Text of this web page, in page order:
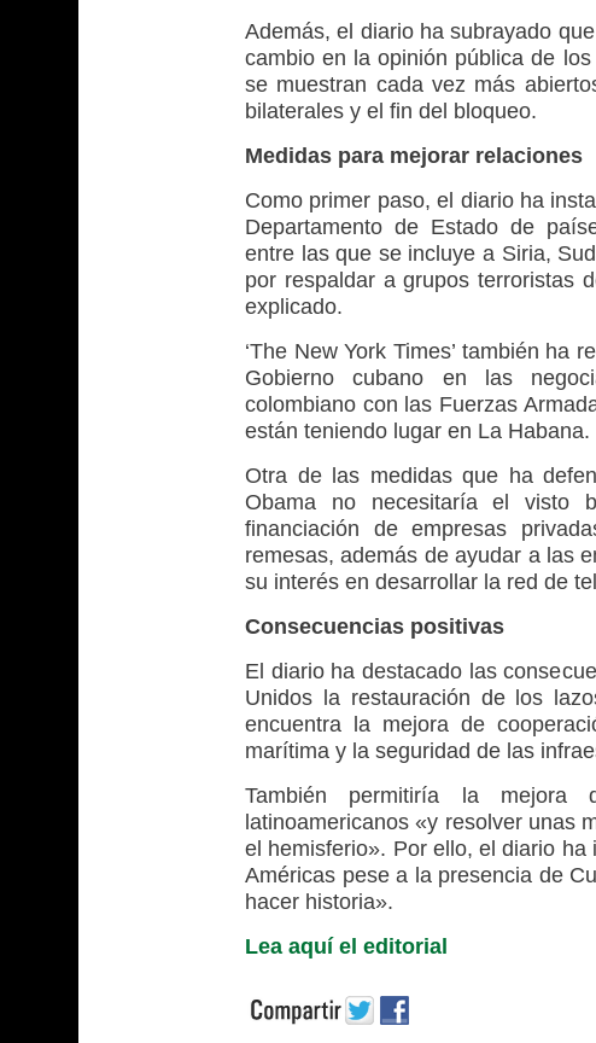
Además, el diario ha subrayado
cambio en la opinión pública de
se muestran cada vez más
bilaterales y el fin del bloqueo.
Medidas para mejorar relaciones
Como primer paso, el diario ha
Departamento de Estado de
entre las que se incluye a Siria,
por respaldar a grupos terroristas
explicado.
‘The New York Times’ también ha
Gobierno cubano en las
colombiano con las Fuerzas
están teniendo lugar en La Habana.
Otra de las medidas que ha
Obama no necesitaría el visto
financiación de empresas
remesas, además de ayudar a las
su interés en desarrollar la red de
Consecuencias positivas
El diario ha destacado las
Unidos la restauración de los
encuentra la mejora de
marítima y la seguridad de las
También permitiría la mejora
latinoamericanos «y resolver unas
el hemisferio». Por ello, el diario
Américas pese a la presencia de
hacer historia».
Lea aquí el editorial